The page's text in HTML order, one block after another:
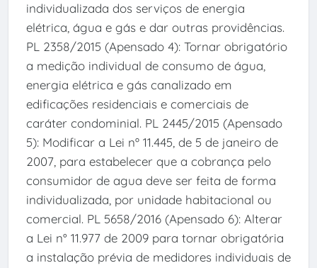
individualizada dos serviços de energia
elétrica, água e gás e dar outras providências.
PL 2358/2015 (Apensado 4): Tornar obrigatório
a medição individual de consumo de água,
energia elétrica e gás canalizado em
edificações residenciais e comerciais de
caráter condominial. PL 2445/2015 (Apensado
5): Modificar a Lei nº 11.445, de 5 de janeiro de
2007, para estabelecer que a cobrança pelo
consumidor de agua deve ser feita de forma
individualizada, por unidade habitacional ou
comercial. PL 5658/2016 (Apensado 6): Alterar
a Lei n° 11.977 de 2009 para tornar obrigatória
a instalação prévia de medidores individuais de